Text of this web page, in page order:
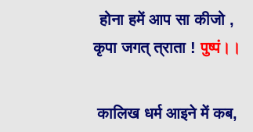
होना हमें आप सा कीजो ,
कृपा जगत् त्राता !पुष्पं।।
कालिख धर्म आइने में कब,